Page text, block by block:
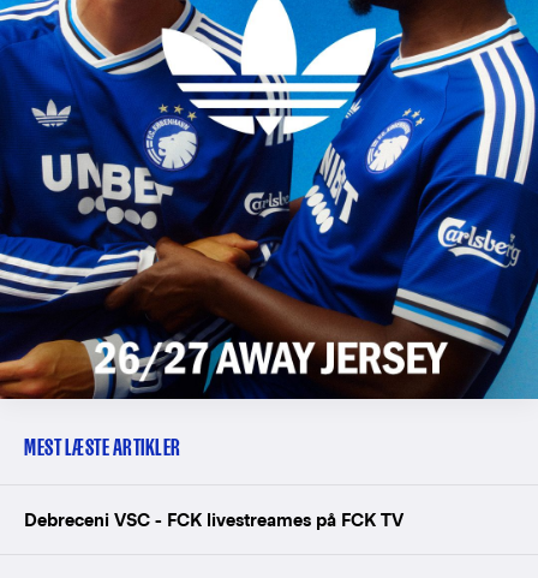
MEST LÆSTE ARTIKLER
Debreceni VSC - FCK livestreames på FCK TV